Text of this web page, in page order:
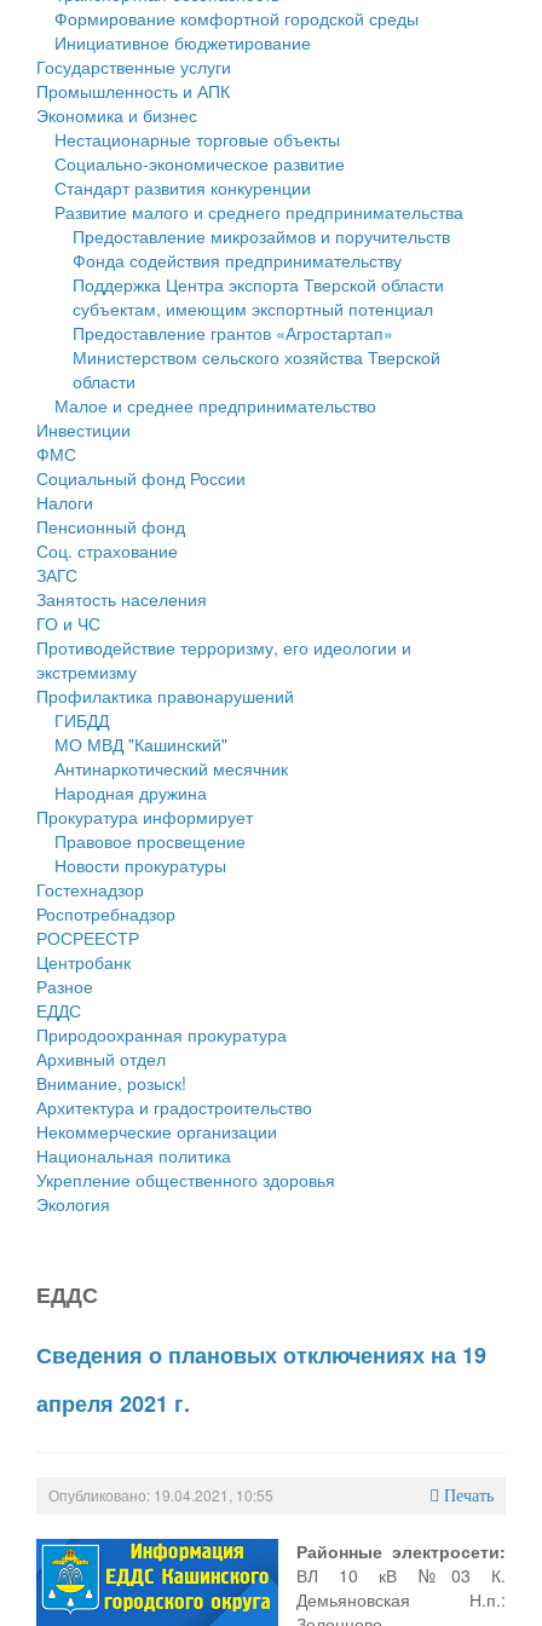
Государственные услуги
Промышленность и АПК
Экономика и бизнес
Символика
Устав
Гостям округа
Туризм
Культура
Образование
Здравоохранение
Социальная защита
Фотоальбом
муниципального округа Тверской области
Администрация Кашинского муниципального округа
Тверской области
Управление сельскими территориями
Открытые данные
Работа с обращениями граждан
Муниципальный контроль
Муниципальные услуги
Проекты административных регламентов
Антимонопольный комплаенс
Противодействие коррупции
Финансовое управление
Бюджет для граждан
Имущество
Выявление правообладателей ранее учтенных
объектов недвижимости
Имущественная поддержка субъектов малого и
среднего предпринимательства
Информационная поддержка субъектов малого и
среднего предпринимательства
Муниципальные программы
Контрольно-счетная палата
Персональные данные
Оценка регулирующего воздействия
Деятельность МУ
Нормативы градостроительного проектирования
Правила землепользования и застройки
Генеральные планы
Проекты планировки территории
Собрание депутатов
Городское поселение
Сельские поселения
Формирование комфортной городской среды
Инициативное бюджетирование
Государственные услуги
Промышленность и АПК
Экономика и бизнес
Нестационарные торговые объекты
Социально-экономическое развитие
Стандарт развития конкуренции
Развитие малого и среднего предпринимательства
Предоставление микрозаймов и поручительств
Фонда содействия предпринимательству
Поддержка Центра экспорта Тверской области
субъектам, имеющим экспортный потенциал
Предоставление грантов «Агростартап»
Министерством сельского хозяйства Тверской
области
Малое и среднее предпринимательство
Инвестиции
ФМС
Социальный фонд России
Налоги
Пенсионный фонд
Соц. страхование
ЗАГС
Занятость населения
ГО и ЧС
Противодействие терроризму, его идеологии и
экстремизму
Профилактика правонарушений
ГИБДД
МО МВД "Кашинский"
Антинаркотический месячник
Народная дружина
Прокуратура информирует
Правовое просвещение
Новости прокуратуры
Гостехнадзор
Роспотребнадзор
РОСРЕЕСТР
Центробанк
Разное
ЕДДС
Природоохранная прокуратура
Архивный отдел
Внимание, розыск!
Архитектура и градостроительство
Некоммерческие организации
Национальная политика
Укрепление общественного здоровья
Экология
ЕДДС
Сведения о плановых отключениях на 19
апреля 2021 г.
Опубликовано: 19.04.2021, 10:55 Печать
Районные электросети:
ВЛ 10 кВ №03 К.
Демьяновская Н.п.: